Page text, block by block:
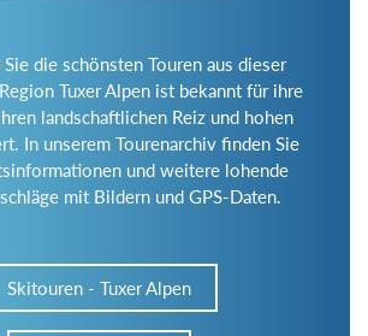
die schönsten Touren aus dieser
Tuxer Alpen ist bekannt für ihre
landschaftlichen Reiz und hohen
In unserem Tourenarchiv finden Sie
und weitere lohende
mit Bildern und GPS-Daten.
Skitouren - Tuxer Alpen